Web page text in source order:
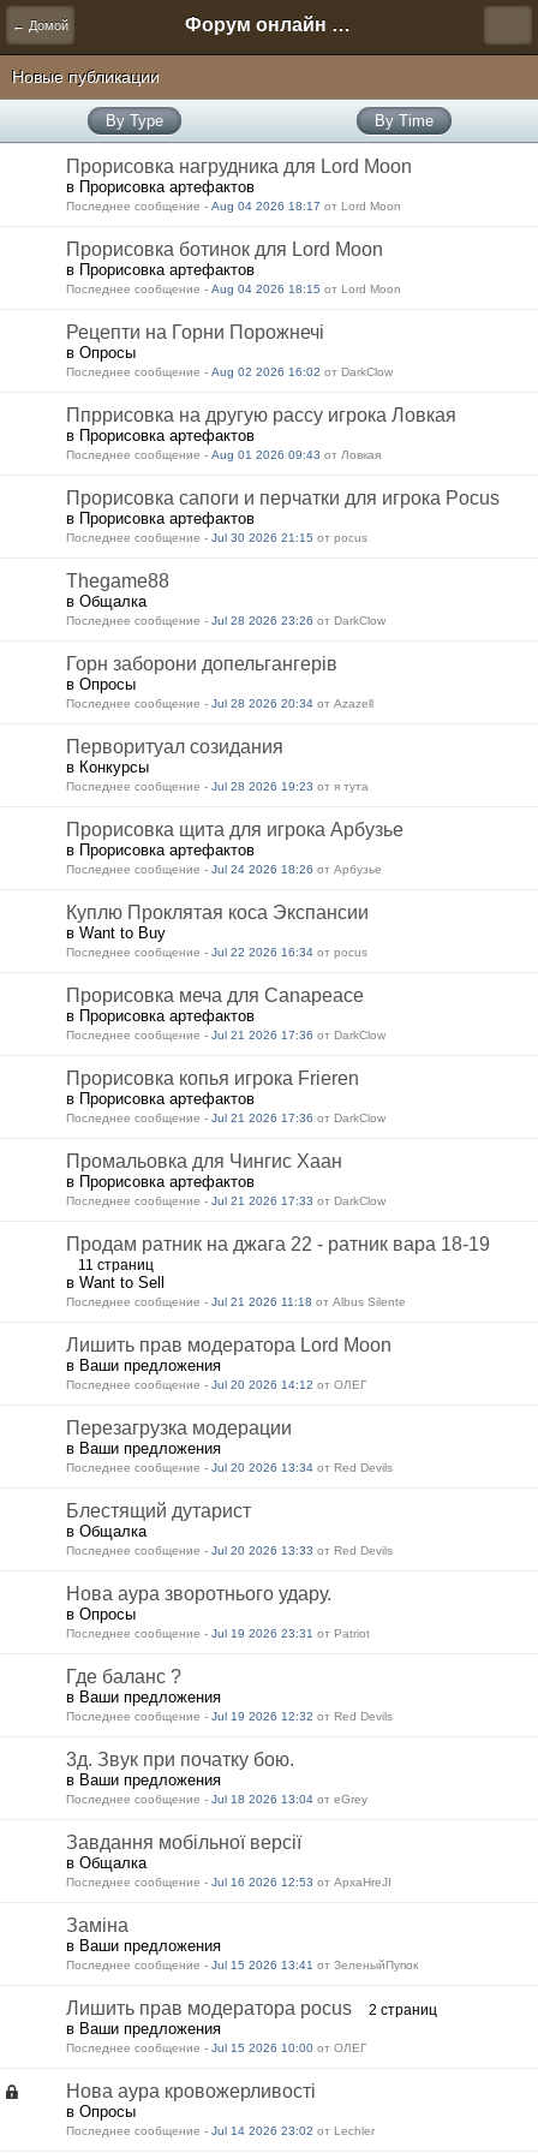
← Домой Форум онлайн игры "Новая Эра" (Нюра Биз)
Новые публикации
By Type By Time
Прорисовка нагрудника для Lord Moon
в Прорисовка артефактов
Последнее сообщение - Aug 04 2026 18:17 от Lord Moon
Прорисовка ботинок для Lord Moon
в Прорисовка артефактов
Последнее сообщение - Aug 04 2026 18:15 от Lord Moon
Рецепти на Горни Порожнечі
в Опросы
Последнее сообщение - Aug 02 2026 16:02 от DarkClow
Ппррисовка на другую рассу игрока Ловкая
в Прорисовка артефактов
Последнее сообщение - Aug 01 2026 09:43 от Ловкая
Прорисовка сапоги и перчатки для игрока Pocus
в Прорисовка артефактов
Последнее сообщение - Jul 30 2026 21:15 от pocus
Thegame88
в Общалка
Последнее сообщение - Jul 28 2026 23:26 от DarkClow
Горн заборони допельгангерів
в Опросы
Последнее сообщение - Jul 28 2026 20:34 от Azazell
Перворитуал созидания
в Конкурсы
Последнее сообщение - Jul 28 2026 19:23 от я тута
Прорисовка щита для игрока Арбузье
в Прорисовка артефактов
Последнее сообщение - Jul 24 2026 18:26 от Арбузье
Куплю Проклятая коса Экспансии
в Want to Buy
Последнее сообщение - Jul 22 2026 16:34 от pocus
Прорисовка меча для Canapeace
в Прорисовка артефактов
Последнее сообщение - Jul 21 2026 17:36 от DarkClow
Прорисовка копья игрока Frieren
в Прорисовка артефактов
Последнее сообщение - Jul 21 2026 17:36 от DarkClow
Промальовка для Чингис Хаан
в Прорисовка артефактов
Последнее сообщение - Jul 21 2026 17:33 от DarkClow
Продам ратник на джага 22 - ратник вара 18-19
11 страниц
в Want to Sell
Последнее сообщение - Jul 21 2026 11:18 от Albus Silente
Лишить прав модератора Lord Moon
в Ваши предложения
Последнее сообщение - Jul 20 2026 14:12 от ОЛЕГ
Перезагрузка модерации
в Ваши предложения
Последнее сообщение - Jul 20 2026 13:34 от Red Devils
Блестящий дутарист
в Общалка
Последнее сообщение - Jul 20 2026 13:33 от Red Devils
Нова аура зворотнього удару.
в Опросы
Последнее сообщение - Jul 19 2026 23:31 от Patriot
Где баланс ?
в Ваши предложения
Последнее сообщение - Jul 19 2026 12:32 от Red Devils
3д. Звук при початку бою.
в Ваши предложения
Последнее сообщение - Jul 18 2026 13:04 от eGrey
Завдання мобільної версії
в Общалка
Последнее сообщение - Jul 16 2026 12:53 от ApxaHreJI
Заміна
в Ваши предложения
Последнее сообщение - Jul 15 2026 13:41 от ЗеленыйПупок
Лишить прав модератора pocus 2 страниц
в Ваши предложения
Последнее сообщение - Jul 15 2026 10:00 от ОЛЕГ
Нова аура кровожерливості
в Опросы
Последнее сообщение - Jul 14 2026 23:02 от Lechler